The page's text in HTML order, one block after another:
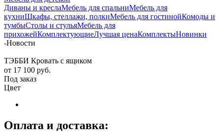
Диваны и креслаМебель для спальниМебель для
кухниШкафы, стеллажи, полкиМебель для гостинойКомоды и
тумбыСтолы и стульяМебель для
прихожейКомплектующиеЛучшая ценаКомплектыНовинки
-Новости
ТЭББИ Кровать с ящиком
от 17 100 руб.
Под заказ
Цвет
Оплата и доставка: